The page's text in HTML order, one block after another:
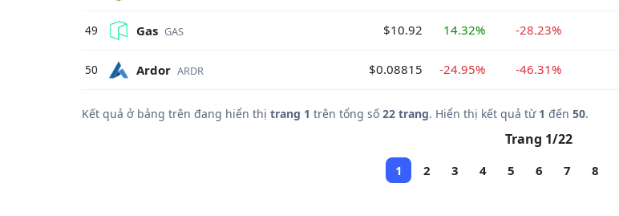
49 Gas GAS $10.92 14.32% -28.23%
50 Ardor ARDR $0.08815 -24.95% -46.31%
Kết quả ở bảng trên đang hiển thị trang 1 trên tổng số 22 trang. Hiển thị kết quả từ 1 đến 50.
Trang 1/22
1 2 3 4 5 6 7 8